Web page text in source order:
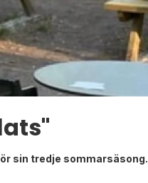
sin tredje sommarsäsong.